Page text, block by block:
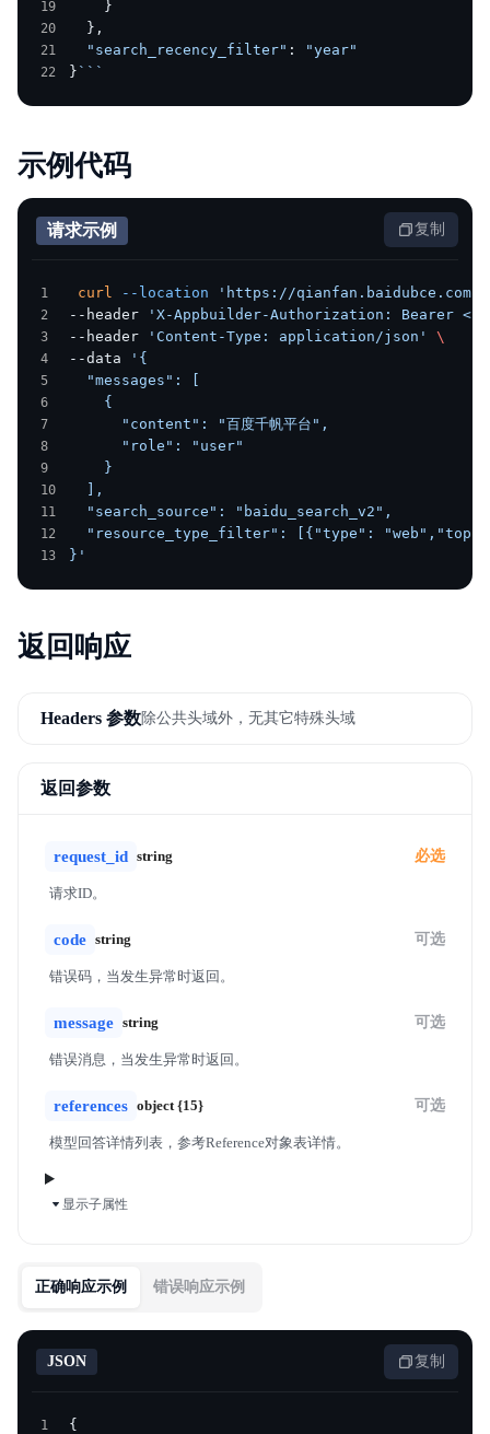
    }
  },
  "search_recency_filter"
:
"year"
} ```
示例代码
请求示例 复制
curl --location 'https://qianfan.baidubce.com/
--header
'X-Appbuilder-Authorization: Bearer
--header
'Content-Type: application/json'
\
--data
'{
  "messages": [
    {
      "content": "百度千帆平台",
      "role": "user"
    }
  ],
  "search_source": "baidu_search_v2",
"resource_type_filter": [{"type":
}'
返回响应
Headers 参数除公共头域外，无其它特殊头域
返回参数
request_id string
请求ID。
必选
code string
错误码，当发生异常时返回。
可选
message string
错误消息，当发生异常时返回。
可选
references object {15}
模型回答详情列表，参考Reference对象表详情。
可选
显示子属性
正确响应示例 错误响应示例
JSON 复制
{